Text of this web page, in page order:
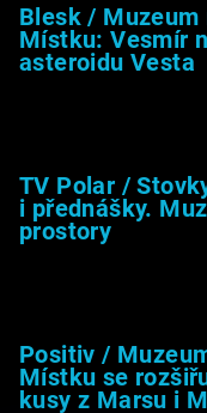
Blesk /
Místku: Vesmír
asteroidu Vesta
TV Polar /
i přednášky.
prostory
Positiv /
Místku se
kusy z Marsu i